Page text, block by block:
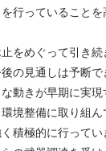
行っていることを
をめぐって引き
の見通しは予断
動きが早期に実
境整備に取り組
積極的に行ってい